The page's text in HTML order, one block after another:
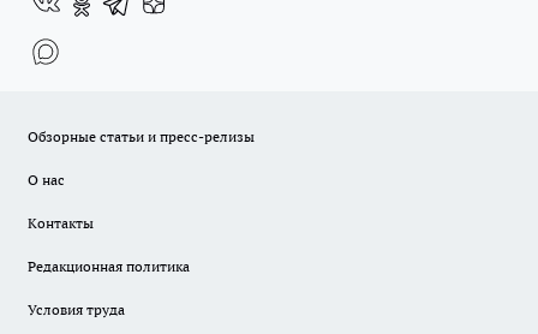
Обзорные статьи и пресс-релизы
О нас
Контакты
Редакционная политика
Условия труда